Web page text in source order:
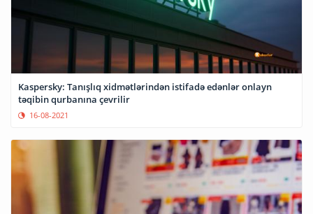
Kaspersky: Tanışlıq xidmətlərindən istifadə edənlər onlayn
təqibin qurbanına çevrilir
16-08-2021